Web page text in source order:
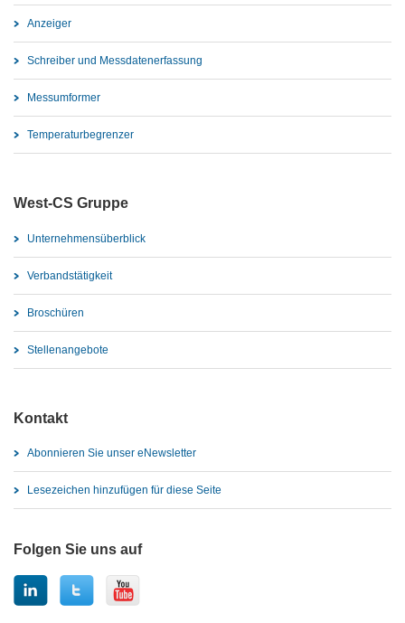
Anzeiger
Schreiber und Messdatenerfassung
Messumformer
Temperaturbegrenzer
West-CS Gruppe
Unternehmensüberblick
Verbandstätigkeit
Broschüren
Stellenangebote
Kontakt
Abonnieren Sie unser eNewsletter
Lesezeichen hinzufügen für diese Seite
Folgen Sie uns auf